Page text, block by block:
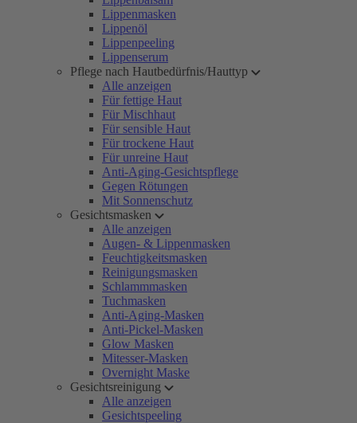
Lippenmasken
Lippenöl
Lippenpeeling
Lippenserum
Pflege nach Hautbedürfnis/Hauttyp
Alle anzeigen
Für fettige Haut
Für Mischhaut
Für sensible Haut
Für trockene Haut
Für unreine Haut
Anti-Aging-Gesichtspflege
Gegen Rötungen
Mit Sonnenschutz
Gesichtsmasken
Alle anzeigen
Augen- & Lippenmasken
Feuchtigkeitsmasken
Reinigungsmasken
Schlammmasken
Tuchmasken
Anti-Aging-Masken
Anti-Pickel-Masken
Glow Masken
Mitesser-Masken
Overnight Maske
Gesichtsreinigung
Alle anzeigen
Gesichtspeeling